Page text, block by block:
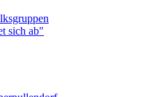
sich ab"